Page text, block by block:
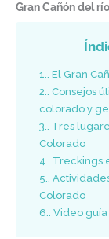
Gran Cañón del
1. El Gran
2. Consejos
colorado y
3. Tres
Colorado
4. Treckings
5.
Colorado
6. Video